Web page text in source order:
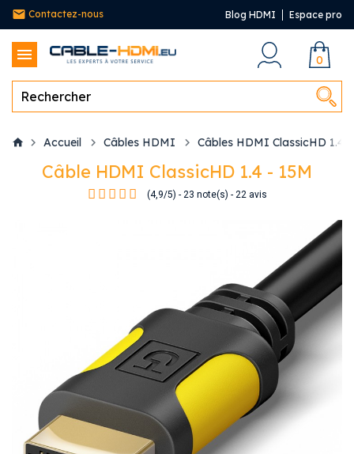
Contactez-nous Blog HDMI Espace pro
0
Accueil Câbles HDMI Câbles HDMI ClassicHD 1.4
Câble HDMI ClassicHD 1.4 - 15M
(4,9/5) - 23 note(s) - 22avis